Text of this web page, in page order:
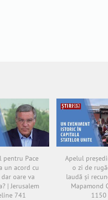
pentru Pace
un acord cu
dar oare va
| Jerusalem
741
Apelul
o zi de
laudă și
Mapamond
1150